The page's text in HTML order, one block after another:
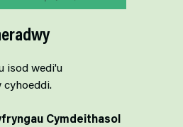
isod wedi'u
cyhoeddi.
Cymdeithasol